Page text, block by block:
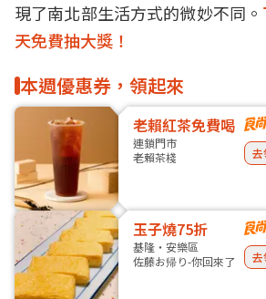
現了南北部生活方式的微妙不同。
天免費抽大獎！
本週優惠券，領起來
老賴紅茶免費喝
連鎖門市
老賴茶棧
去
玉子燒75折
基隆・安樂區
佐藤お帰り-你回來了
去